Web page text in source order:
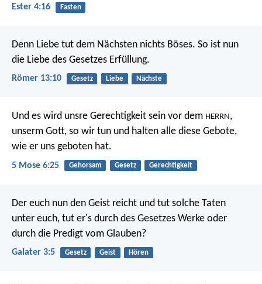
Ester 4:16 Fasten
Denn Liebe tut dem Nächsten nichts Böses. So ist nun
die Liebe des Gesetzes Erfüllung.
Römer 13:10 Gesetz Liebe Nächste
Und es wird unsre Gerechtigkeit sein vor dem HERRN,
unserm Gott, so wir tun und halten alle diese Gebote,
wie er uns geboten hat.
5 Mose 6:25 Gehorsam Gesetz Gerechtigkeit
Der euch nun den Geist reicht und tut solche Taten
unter euch, tut er's durch des Gesetzes Werke oder
durch die Predigt vom Glauben?
Galater 3:5 Gesetz Geist Hören